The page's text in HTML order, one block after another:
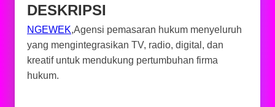
DESKRIPSI
NGEWEK,Agensi pemasaran hukum menyeluruh
yang mengintegrasikan TV, radio, digital, dan
kreatif untuk mendukung pertumbuhan firma
hukum.